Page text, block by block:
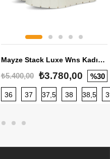
40 40,5 41 42 42,5
Mayze Stack Luxe Wns Kadın Sneaker
₺5.400,00 ₺3.780,00 %30
36 37 37,5 38 38,5